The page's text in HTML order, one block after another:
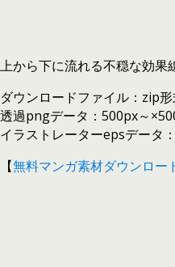
上から下に流れる不穏な効果
ダウンロードファイル：zip
透過pngデータ：500px～
イラストレーターepsデータ
【無料マンガ素材ダウンロー